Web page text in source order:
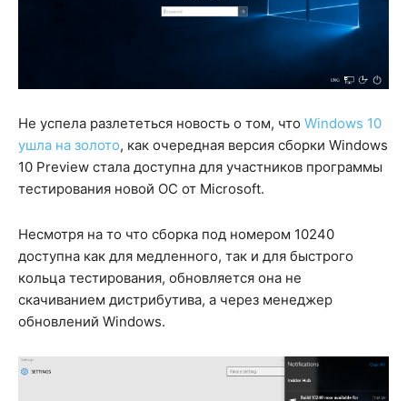
Не успела разлететься новость о том, что Windows 10
ушла на золото, как очередная версия сборки Windows
10 Preview стала доступна для участников программы
тестирования новой ОС от Microsoft.
Несмотря на то что сборка под номером 10240
доступна как для медленного, так и для быстрого
кольца тестирования, обновляется она не
скачиванием дистрибутива, а через менеджер
обновлений Windows.